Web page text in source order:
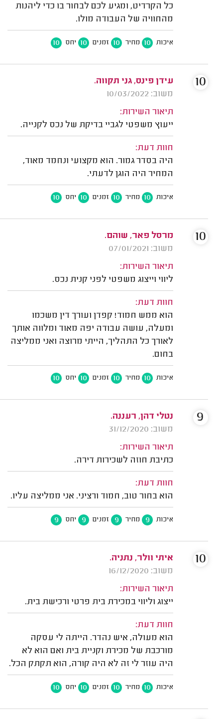
כל הקרדיט, ומגיע לכם לבחור בו כדי ליהנות
מהחוויה של העבודה מולו.
איכות 10 מחיר 10 זמנים 10 יחס 10
עידן פינס, גני תקווה.
משוב: 10/03/2022
תיאור השירות:
ייעוץ משפטי לגביי בדיקת של נכס לקנייה.
חוות דעת:
היה בסדר גמור. הוא מקצועי ונחמד מאוד,
המחיר היה הוגן לדעתי.
איכות 10 מחיר 10 זמנים 10 יחס 10
10
מרסל פאר, שוהם.
משוב: 07/01/2021
תיאור השירות:
ליווי וייצוג משפטי לפני קנית נכס.
חוות דעת:
הוא ממש חמוד! קפדן ועורך דין משכמו
ומעלה, עושה עבודה יפה מאוד ומלווה אותך
לאורך כל התהליך, הייתי מרוצה ואני ממליצה
בחום.
איכות 10 מחיר 10 זמנים 10 יחס 10
10
נטלי דהן, רעננה.
משוב: 31/12/2020
תיאור השירות:
כתיבת חוזה לשכירות דירה.
חוות דעת:
הוא בחור טוב, חמוד ורציני. אני ממליצה עליו.
איכות 9 מחיר 9 זמנים 9 יחס 9
9
איתי וולר, נתניה.
משוב: 16/12/2020
תיאור השירות:
ייצוג וליווי במכירת בית פרטי ורכישת בית.
חוות דעת:
הוא מעולה, איש נהדר. הייתה לי עסקה
מורכבת של מכירת וקניית בית ואם הוא לא
היה עוזר לי זה לא היה קורה, הוא תקתק הכל.
איכות 10 מחיר 10 זמנים 10 יחס 10
10